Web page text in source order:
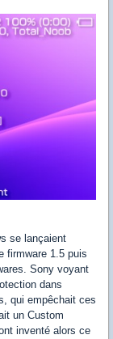
se lançaient
firmware 1.5 puis
Sony voyant
dans
qui empêchait ces
un Custom
inventé alors ce